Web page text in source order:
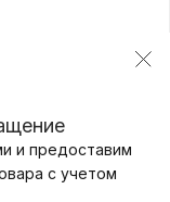
и предоставим
с учетом